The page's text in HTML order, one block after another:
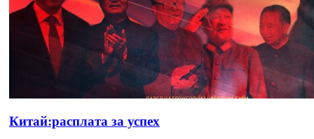
Китай:расплата за успех